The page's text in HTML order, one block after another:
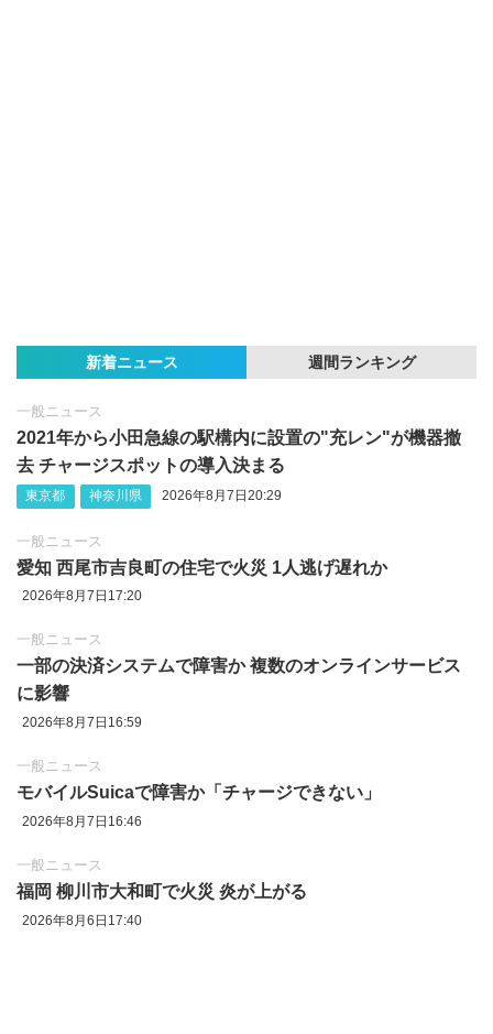
新着ニュース 週間ランキング
一般ニュース
2021年から小田急線の駅構内に設置の"充レン"が機器撤
去 チャージスポットの導入決まる
東京都 神奈川県 2026年8月7日20:29
一般ニュース
愛知 西尾市吉良町の住宅で火災 1人逃げ遅れか
2026年8月7日17:20
一般ニュース
一部の決済システムで障害か 複数のオンラインサービス
に影響
2026年8月7日16:59
一般ニュース
モバイルSuicaで障害か「チャージできない」
2026年8月7日16:46
一般ニュース
福岡 柳川市大和町で火災 炎が上がる
2026年8月6日17:40